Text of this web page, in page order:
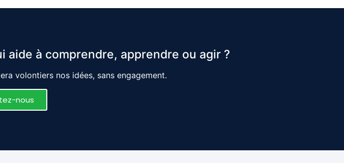
à comprendre, apprendre ou agir ?
volontiers nos idées, sans engagement.
nous